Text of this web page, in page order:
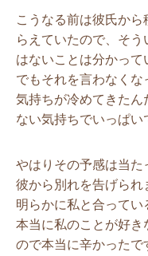
こうなる前は彼氏か
らえていたので、そ
はないことは分かって
でもそれを言わなく
気持ちが冷めてきた
ない気持ちでいっぱい
やはりその予感は当た
彼から別れを告げられ
明らかに私と合ってい
本当に私のことが好き
ので本当に辛かったで